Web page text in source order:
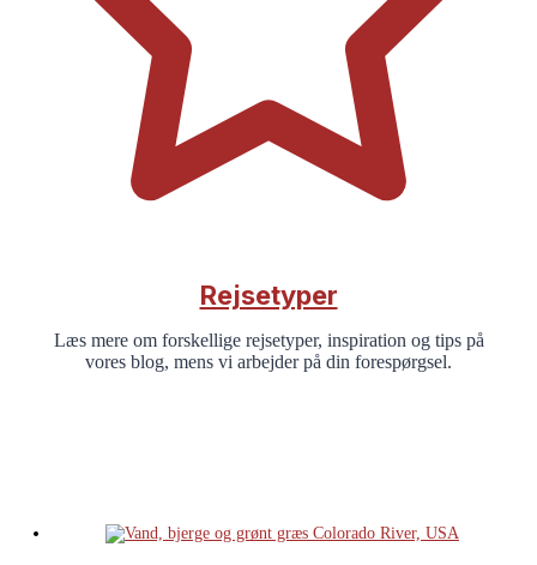
Rejsetyper
Læs mere om forskellige rejsetyper, inspiration og tips på
vores blog, mens vi arbejder på din forespørgsel.